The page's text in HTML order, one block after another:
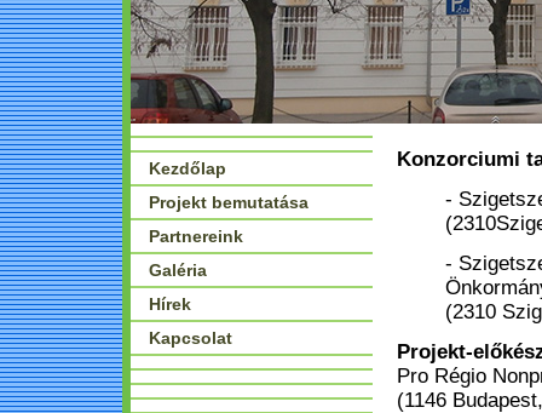
Kezdőlap
Projekt bemutatása
Partnereink
Galéria
Hírek
Kapcsolat
Konzorciumi
-
-
(2310
Projekt-
Pro Régio
(1146